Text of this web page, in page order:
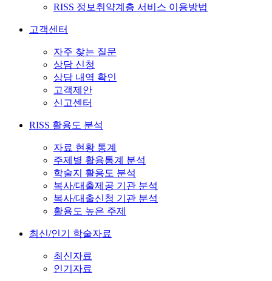
RISS 정보취약계층 서비스 이용방법
고객센터
자주 찾는 질문
상담 신청
상담 내역 확인
고객제안
신고센터
RISS 활용도 분석
자료 현황 통계
주제별 활용통계 분석
학술지 활용도 분석
복사/대출제공 기관 분석
복사/대출신청 기관 분석
활용도 높은 주제
최신/인기 학술자료
최신자료
인기자료